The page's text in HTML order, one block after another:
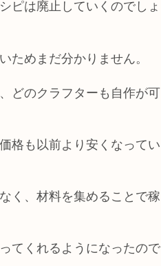
ピは廃止していくのでしょ
ためまだ分かりません。
どのクラフターも自作が可
格も以前より安くなってい
く、材料を集めることで稼
てくれるようになったので